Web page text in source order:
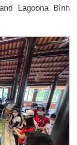
Lagoona Bình